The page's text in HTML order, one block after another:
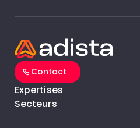
Contact
Expertises
Secteurs